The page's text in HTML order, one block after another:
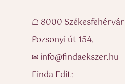
☖ 8000 Székesfehérvár
Pozsonyi út 154.
✉ info@findaekszer.hu
Finda Edit: